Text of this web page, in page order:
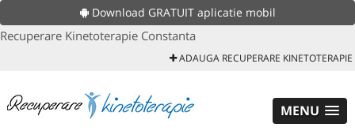
Download GRATUIT aplicatie mobil
Recuperare Kinetoterapie Constanta
ADAUGA RECUPERARE KINETOTERAPIE
MENU